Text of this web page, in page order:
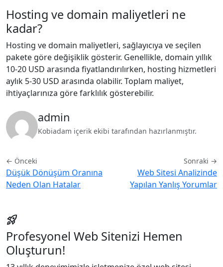
Hosting ve domain maliyetleri ne
kadar?
Hosting ve domain maliyetleri, sağlayıcıya ve seçilen
pakete göre değişiklik gösterir. Genellikle, domain yıllık
10-20 USD arasında fiyatlandırılırken, hosting hizmetleri
aylık 5-30 USD arasında olabilir. Toplam maliyet,
ihtiyaçlarınıza göre farklılık gösterebilir.
admin
Kobiadam içerik ekibi tarafından hazırlanmıştır.
← Önceki
Düşük Dönüşüm Oranına
Neden Olan Hatalar
Sonraki →
Web Sitesi Analizinde
Yapılan Yanlış Yorumlar
rocket_launch
Profesyonel Web Sitenizi Hemen
Oluşturun!